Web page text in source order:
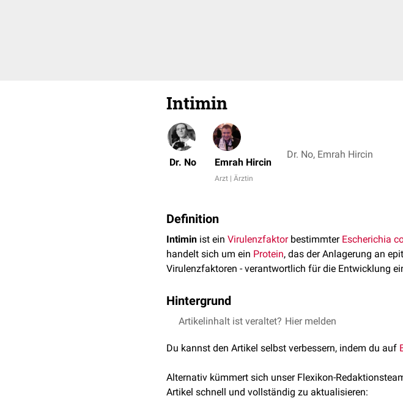
Intimin
Dr. No Emrah Hircin
Arzt | Ärztin
Dr. No, Emrah Hircin
Definition
Intimin ist ein Virulenzfaktorbestimmter Escherichia
handelt sich um ein Protein, das der Anlagerung an
Virulenzfaktoren - verantwortlich für die Entwicklung
Hintergrund
Intimin ist ein bakteriellesAdhäsin, das auf der
Um mit Intimin an die Wirtszelle anzudocken,
Rezeptor gehen eine Verbindung ein, die eine starke
Grund dafür ist, dass an den Kontaktstellen das
Artikelinhalt ist veraltet? Hier melden
Du kannst den Artikel selbst verbessern, indem du auf
Alternativ kümmert sich unser Flexikon-
Artikel schnell und vollständig zu aktualisieren: